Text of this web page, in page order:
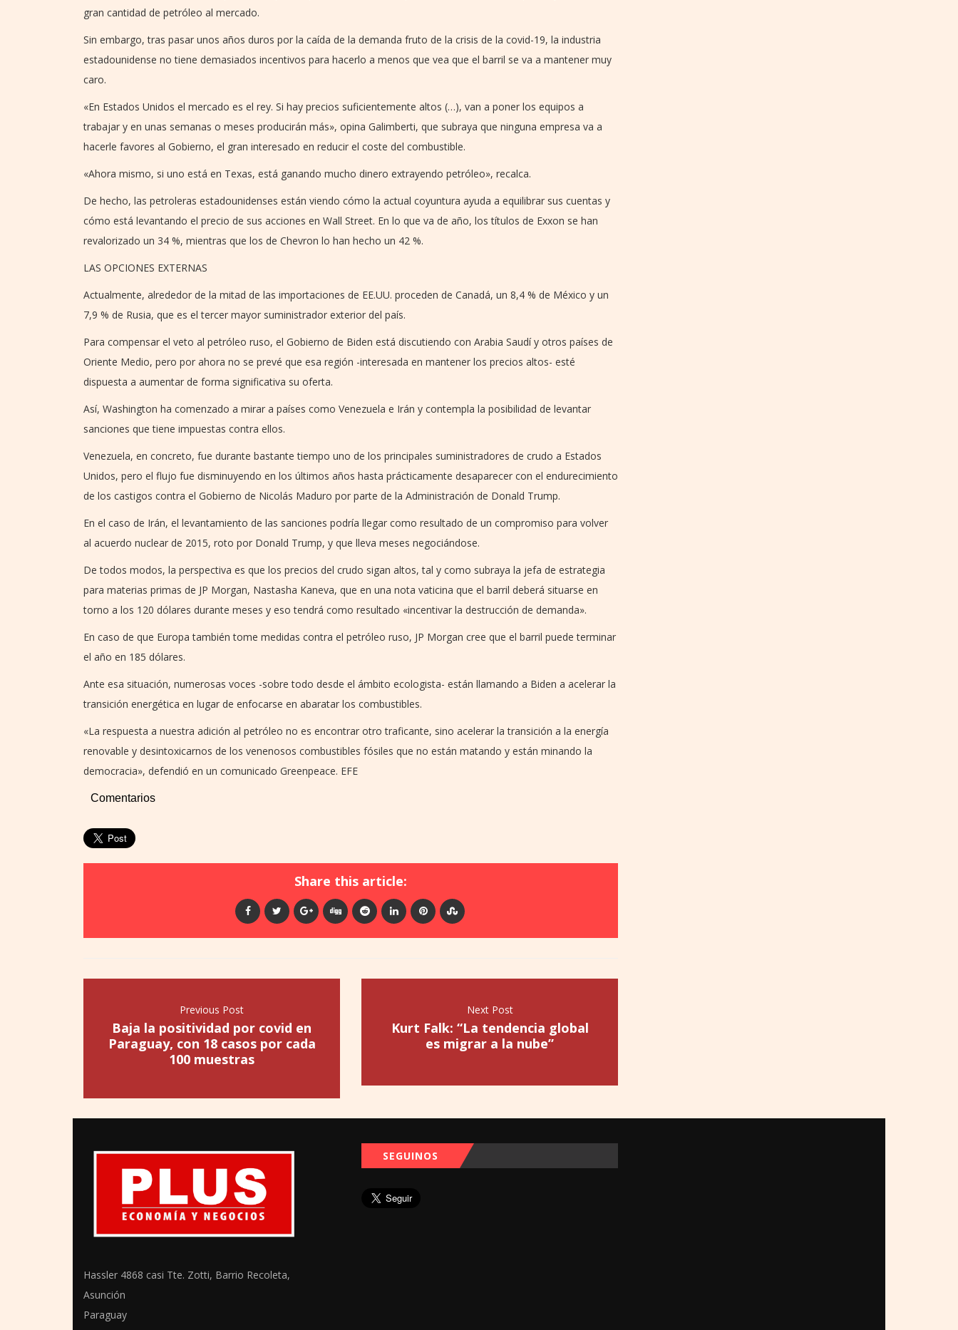
gran cantidad de petróleo al mercado.
Sin embargo, tras pasar unos años duros por la caída de la demanda fruto de la crisis de la covid-19, la industria
estadounidense no tiene demasiados incentivos para hacerlo a menos que vea que el barril se va a mantener muy
caro.
«En Estados Unidos el mercado es el rey. Si hay precios suficientemente altos (…), van a poner los equipos a
trabajar y en unas semanas o meses producirán más», opina Galimberti, que subraya que ninguna empresa va a
hacerle favores al Gobierno, el gran interesado en reducir el coste del combustible.
«Ahora mismo, si uno está en Texas, está ganando mucho dinero extrayendo petróleo», recalca.
De hecho, las petroleras estadounidenses están viendo cómo la actual coyuntura ayuda a equilibrar sus cuentas y
cómo está levantando el precio de sus acciones en Wall Street. En lo que va de año, los títulos de Exxon se han
revalorizado un 34 %, mientras que los de Chevron lo han hecho un 42 %.
LAS OPCIONES EXTERNAS
Actualmente, alrededor de la mitad de las importaciones de EE.UU. proceden de Canadá, un 8,4 % de México y un
7,9 % de Rusia, que es el tercer mayor suministrador exterior del país.
Para compensar el veto al petróleo ruso, el Gobierno de Biden está discutiendo con Arabia Saudí y otros países de
Oriente Medio, pero por ahora no se prevé que esa región -interesada en mantener los precios altos- esté
dispuesta a aumentar de forma significativa su oferta.
Así, Washington ha comenzado a mirar a países como Venezuela e Irán y contempla la posibilidad de levantar
sanciones que tiene impuestas contra ellos.
Venezuela, en concreto, fue durante bastante tiempo uno de los principales suministradores de crudo a Estados
Unidos, pero el flujo fue disminuyendo en los últimos años hasta prácticamente desaparecer con el endurecimiento
de los castigos contra el Gobierno de Nicolás Maduro por parte de la Administración de Donald Trump.
En el caso de Irán, el levantamiento de las sanciones podría llegar como resultado de un compromiso para volver
al acuerdo nuclear de 2015, roto por Donald Trump, y que lleva meses negociándose.
De todos modos, la perspectiva es que los precios del crudo sigan altos, tal y como subraya la jefa de estrategia
para materias primas de JP Morgan, Nastasha Kaneva, que en una nota vaticina que el barril deberá situarse en
torno a los 120 dólares durante meses y eso tendrá como resultado «incentivar la destrucción de demanda».
En caso de que Europa también tome medidas contra el petróleo ruso, JP Morgan cree que el barril puede terminar
el año en 185 dólares.
Ante esa situación, numerosas voces -sobre todo desde el ámbito ecologista- están llamando a Biden a acelerar la
transición energética en lugar de enfocarse en abaratar los combustibles.
«La respuesta a nuestra adición al petróleo no es encontrar otro traficante, sino acelerar la transición a la energía
renovable y desintoxicarnos de los venenosos combustibles fósiles que no están matando y están minando la
democracia», defendió en un comunicado Greenpeace. EFE
Comentarios
Share this article:
Previous Post
Baja la positividad por covid en
Paraguay, con 18 casos por cada
100 muestras
Next Post
Kurt Falk: “La tendencia global
es migrar a la nube”
Hassler 4868 casi Tte. Zotti, Barrio Recoleta,
Asunción
Paraguay
SEGUINOS